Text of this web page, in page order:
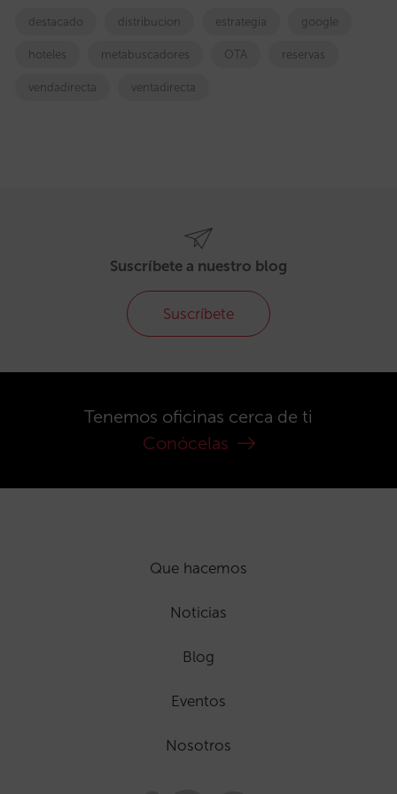
destacado distribucion estrategia google
hoteles metabuscadores OTA reservas
vendadirecta ventadirecta
Suscríbete a nuestro blog
Suscríbete
Tenemos oficinas cerca de ti
Conócelas
Que hacemos
Noticias
Blog
Eventos
Nosotros